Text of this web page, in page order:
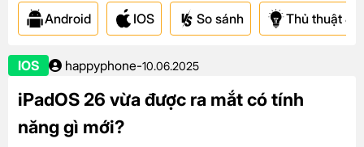
Android IOS So sánh Thủ thuật &
IOS happyphone-10.06.2025
iPadOS 26 vừa được ra mắt có tính
năng gì mới?